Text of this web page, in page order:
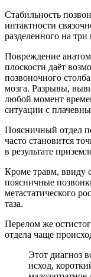
Стабильность
интактности
разделенного на три
Повреждение
плоскости даёт
позвоночного
мозга. Разрывы,
любой момент
ситуации с
Поясничный отдел
часто становится
в результате
Кроме травм, ввиду
поясничные
метастатического
таза.
Перелом же
отдела чаще
Этот диагноз
исход,